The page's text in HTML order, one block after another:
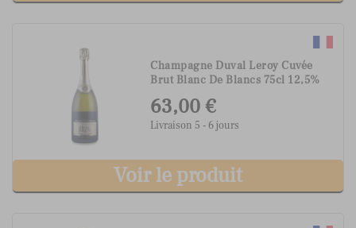
Champagne Duval Leroy Cuvée
Brut Blanc De Blancs 75cl 12,5%
63,00 €
Livraison 5 - 6 jours
Voir le produit